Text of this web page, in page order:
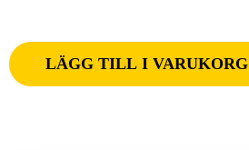
LÄGG TILL I VARUKORG